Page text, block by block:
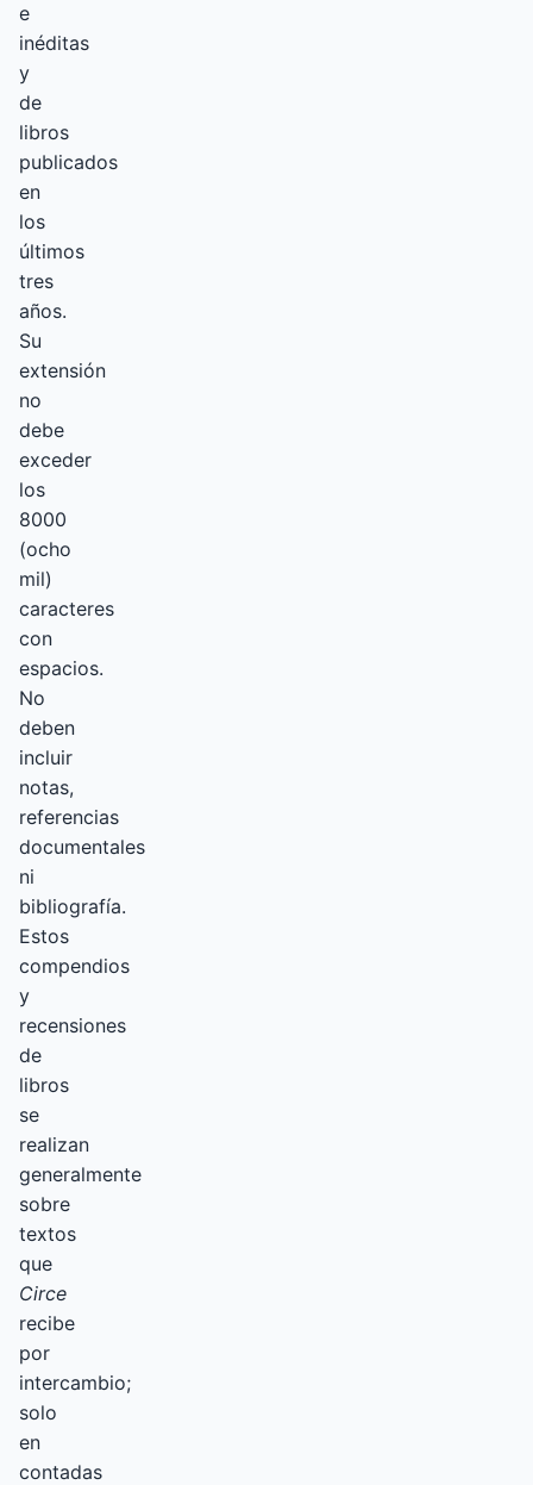
e
inéditas
y
de
libros
publicados
en
los
últimos
tres
años.
Su
extensión
no
debe
exceder
los
8000
(ocho
mil)
caracteres
con
espacios.
No
deben
incluir
notas,
referencias
documentales
ni
bibliografía.
Estos
compendios
y
recensiones
de
libros
se
realizan
generalmente
sobre
textos
que
Circe
recibe
por
intercambio;
solo
en
contadas